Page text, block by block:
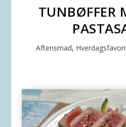
TUNBØFFER
Aftensmad,